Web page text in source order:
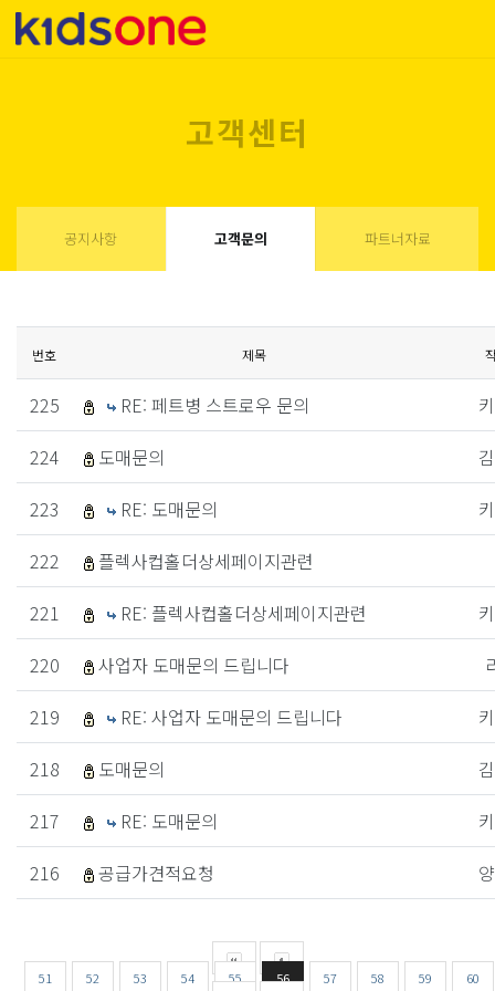
고객센터
공지사항 고객문의 파트너자료
번호 제목
225 RE: 페트병 스트로우 문의
224
도매문의
223
RE: 도매문의
222
플렉사컵홀더상세페이지관련
221
RE: 플렉사컵홀더상세페이지관련
220
사업자 도매문의 드립니다
219
RE: 사업자 도매문의 드립니다
218
도매문의
217
RE: 도매문의
216
공급가견적요청
51 52 53 54 55 56 57 58 59 60